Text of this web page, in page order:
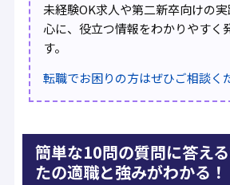
未経験OK求人や第二新卒向けの
心に、役立つ情報をわかりやすく
す。
転職でお困りの方はぜひご相談く
簡単な10問の質問に答え
たの適職と強みがわかる！